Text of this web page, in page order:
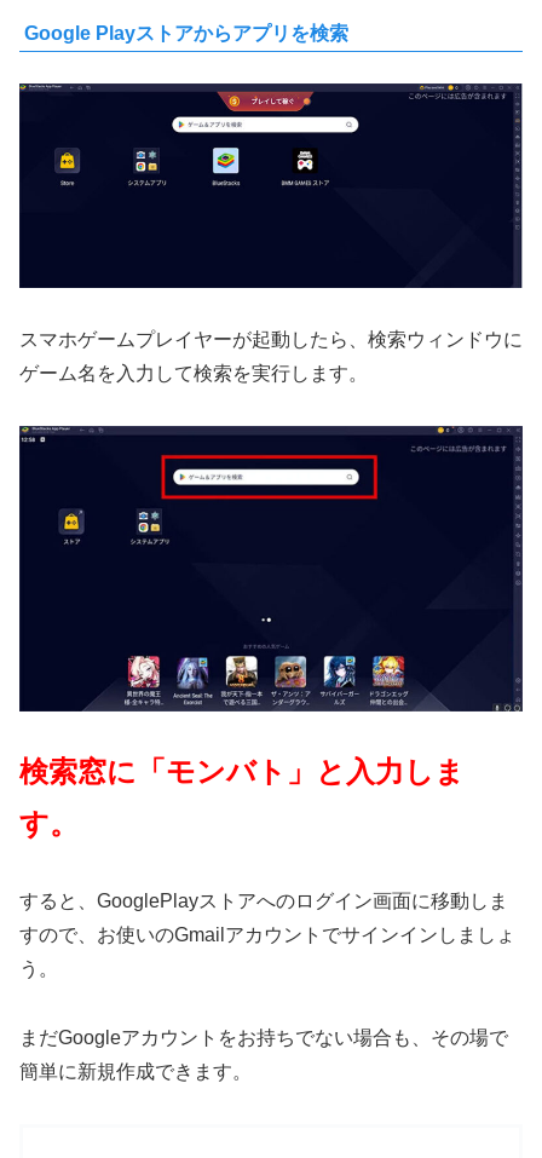
Google Playストアからアプリを検索
スマホゲームプレイヤーが起動したら、検索ウィンドウに
ゲーム名を入力して検索を実行します。
検索窓に「モンバト」と入力しま
す。
すると、GooglePlayストアへのログイン画面に移動しま
すので、お使いのGmailアカウントでサインインしましょ
う。
まだGoogleアカウントをお持ちでない場合も、その場で
簡単に新規作成できます。